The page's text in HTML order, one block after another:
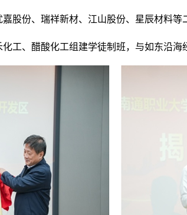
股份、瑞祥新材、江山股份、星辰材料等
工、醋酸化工组建学徒制班，与如东沿海